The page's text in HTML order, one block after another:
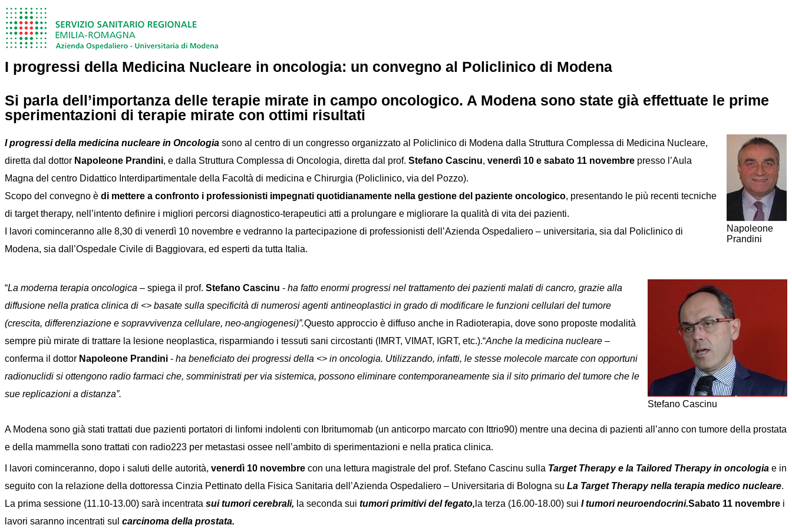
I progressi della Medicina Nucleare in oncologia: un convegno al Policlinico di Modena
Si parla dell’importanza delle terapie mirate in campo oncologico. A Modena sono state già effettuate le prime
sperimentazioni di terapie mirate con ottimi risultati
Napoleone
Prandini
I progressi della medicina nucleare in Oncologia sono al centro di un congresso organizzato al Policlinico di Modena dalla Struttura Complessa di Medicina Nucleare,
diretta dal dottor Napoleone Prandini, e dalla Struttura Complessa di Oncologia, diretta dal prof. Stefano Cascinu, venerdì 10 e sabato 11 novembre presso l’Aula
Magna del centro Didattico Interdipartimentale della Facoltà di medicina e Chirurgia (Policlinico, via del Pozzo).
Scopo del convegno è di mettere a confronto i professionisti impegnati quotidianamente nella gestione del paziente oncologico, presentando le più recenti tecniche
di target therapy, nell’intento definire i migliori percorsi diagnostico-terapeutici atti a prolungare e migliorare la qualità di vita dei pazienti.
I lavori cominceranno alle 8,30 di venerdì 10 novembre e vedranno la partecipazione di professionisti dell’Azienda Ospedaliero – universitaria, sia dal Policlinico di
Modena, sia dall’Ospedale Civile di Baggiovara, ed esperti da tutta Italia.
Stefano Cascinu
“La moderna terapia oncologica – spiega il prof. Stefano Cascinu - ha fatto enormi progressi nel trattamento dei pazienti malati di cancro, grazie alla
diffusione nella pratica clinica di <> basate sulla specificità di numerosi agenti antineoplastici in grado di modificare le funzioni cellulari del tumore
(crescita, differenziazione e sopravvivenza cellulare, neo-angiogenesi)”.Questo approccio è diffuso anche in Radioterapia, dove sono proposte modalità
sempre più mirate di trattare la lesione neoplastica, risparmiando i tessuti sani circostanti (IMRT, VIMAT, IGRT, etc.).“Anche la medicina nucleare –
conferma il dottor Napoleone Prandini - ha beneficiato dei progressi della <> in oncologia. Utilizzando, infatti, le stesse molecole marcate con opportuni
radionuclidi si ottengono radio farmaci che, somministrati per via sistemica, possono eliminare contemporaneamente sia il sito primario del tumore che le
sue replicazioni a distanza”.
A Modena sono già stati trattati due pazienti portatori di linfomi indolenti con Ibritumomab (un anticorpo marcato con Ittrio90) mentre una decina di pazienti all’anno con tumore della prostata
e della mammella sono trattati con radio223 per metastasi ossee nell’ambito di sperimentazioni e nella pratica clinica.
I lavori cominceranno, dopo i saluti delle autorità, venerdì 10 novembre con una lettura magistrale del prof. Stefano Cascinu sulla Target Therapy e la Tailored Therapy in oncologia e in
seguito con la relazione della dottoressa Cinzia Pettinato della Fisica Sanitaria dell’Azienda Ospedaliero – Universitaria di Bologna su La Target Therapy nella terapia medico nucleare.
La prima sessione (11.10-13.00) sarà incentrata sui tumori cerebrali, la seconda sui tumori primitivi del fegato, la terza (16.00-18.00) sui I tumori neuroendocrini.Sabato 11 novembre i
lavori saranno incentrati sul carcinoma della prostata.